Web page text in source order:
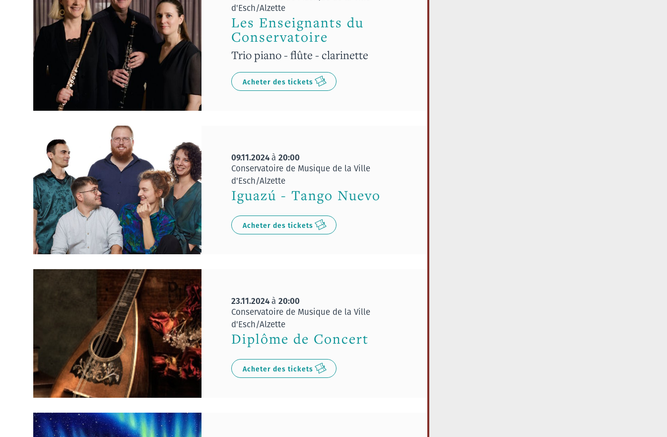
d'Esch/Alzette
Les Enseignants du
Conservatoire
Trio piano - flûte - clarinette
Acheter des tickets
09.11.2024à 20:00
Conservatoire de Musique de la Ville
d'Esch/Alzette
Iguazú - Tango Nuevo
Acheter des tickets
23.11.2024à 20:00
Conservatoire de Musique de la Ville
d'Esch/Alzette
Diplôme de Concert
Acheter des tickets